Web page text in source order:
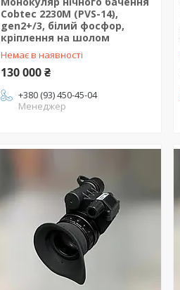
Cobtec 2230M (PVS-14),
gen2+/3, білий фосфор,
кріплення на шолом
Немає в наявності
130 000 ₴
+380 (93) 450-45-04
Менеджер